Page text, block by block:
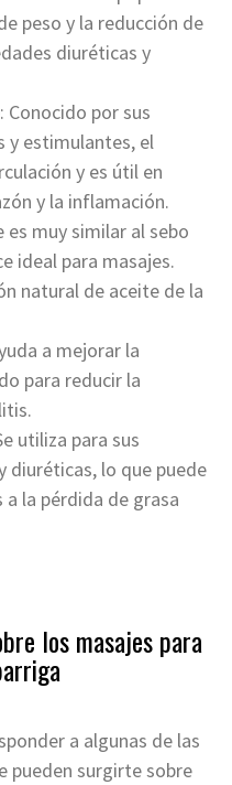
peso y la reducción de
diuréticas y
: Conocido por sus
y estimulantes, el
y es útil en
y la inflamación.
es muy similar al sebo
ideal para masajes.
natural de aceite de la
a mejorar la
para reducir la
utiliza para sus
diuréticas, lo que puede
la pérdida de grasa
los masajes para
a algunas de las
pueden surgirte sobre